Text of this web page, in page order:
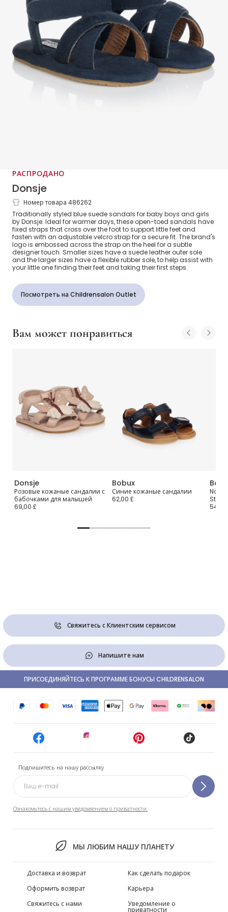
РАСПРОДАНО
Donsje
Синие замшевые сандалии
Номер товара 486262
Traditionally styled blue suede sandals for baby boys and girls
by Donsje. Ideal for warmer days, these open-toed sandals have
fixed straps that cross over the foot to support little feet and
fasten with an adjustable velcro strap for a secure fit. The brand's
logo is embossed across the strap on the heel for a subtle
designer touch. Smaller sizes have a suede leather outer sole
and the larger sizes have a flexible rubber sole, to help assist with
your little one finding their feet and taking their first steps.
Посмотреть на Childrensalon Outlet
Вам может понравиться
Donsje
Розовые кожаные сандалии с
бабочками для малышей
69,00 £
Bobux
Синие кожаные сандалии
62,00 £
Navy
54,00
Свяжитесь с Клиентским сервисом
Напишите нам
Подпишитесь на нашу рассылку
Ознакомьтесь с нашим уведомлением о приватности.
МЫ ЛЮБИМ НАШУ ПЛАНЕТУ
ПРИСОЕДИНЯЙТЕСЬ К ПРОГРАММЕ БОНУСЫ CHILDRENSALON
Доставка и возврат
Оформить возврат
Свяжитесь с нами
Как сделать подарок
Карьера
Уведомление о
приватности